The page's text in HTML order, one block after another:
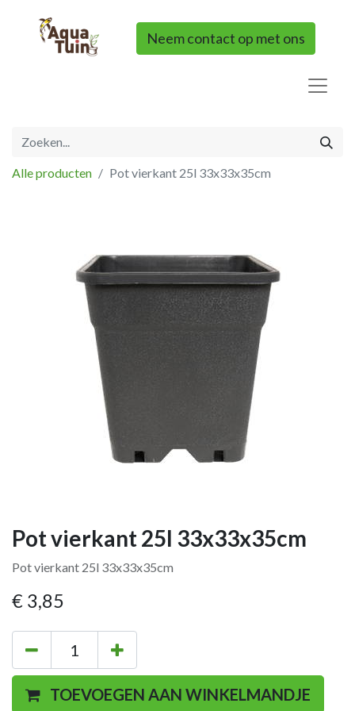
Neem contact op met ons
Alle producten Pot vierkant 25l 33x33x35cm
Pot vierkant 25l 33x33x35cm
Pot vierkant 25l 33x33x35cm
€ 3,85
TOEVOEGEN AAN WINKELMANDJE